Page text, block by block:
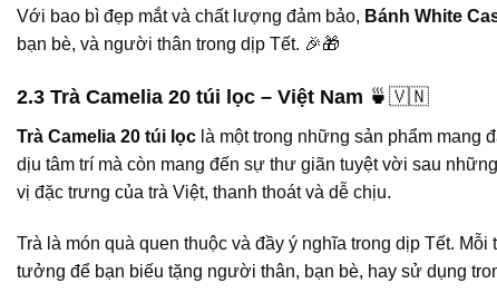
Với bao bì đẹp mắt và chất lượng đảm bảo, Bánh White
bạn bè, và người thân trong dịp Tết. 🎉🎁
2.3 Trà Camelia 20 túi lọc – Việt Nam 🍵🇻🇳
Trà Camelia 20 túi lọc là một trong những sản phẩm mang
dịu tâm trí mà còn mang đến sự thư giãn tuyệt vời sau
vị đặc trưng của trà Việt, thanh thoát và dễ chịu.
Trà là món quà quen thuộc và đầy ý nghĩa trong dịp Tết.
tưởng để bạn biếu tặng người thân, bạn bè, hay sử dụng